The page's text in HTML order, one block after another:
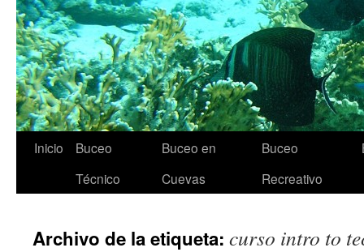
Inicio
Buceo
Técnico
Buceo en
Cuevas
Buceo
Recreativo
Archivo de la etiqueta: curso intro to